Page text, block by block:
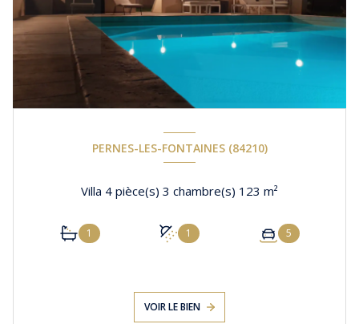
PERNES-LES-FONTAINES (84210)
Villa 4 pièce(s) 3 chambre(s) 123 m²
1 1 5
VOIR LE BIEN